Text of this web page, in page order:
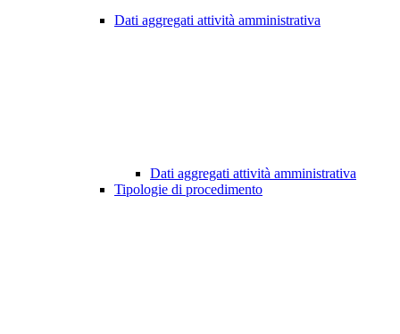
Dati aggregati attività amministrativa
Dati aggregati attività amministrativa
Tipologie di procedimento